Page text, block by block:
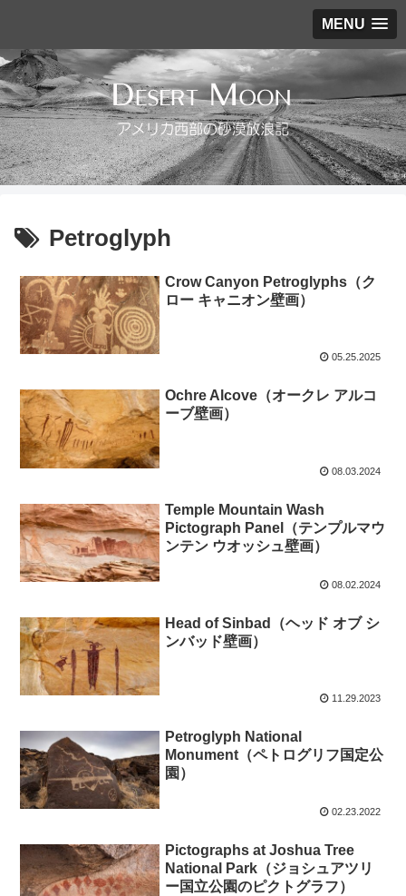
MENU
Petroglyph
Crow Canyon Petroglyphs（ク
ロー キャニオン壁画）
05.25.2025
Ochre Alcove（オークレ アルコ
ーブ壁画）
08.03.2024
Temple Mountain Wash
Pictograph Panel（テンプルマウ
ンテン ウオッシュ壁画）
08.02.2024
Head of Sinbad（ヘッド オブ シ
ンバッド壁画）
11.29.2023
Petroglyph National
Monument（ペトログリフ国定公
園）
02.23.2022
Pictographs at Joshua Tree
National Park（ジョシュアツリ
ー国立公園のピクトグラフ）